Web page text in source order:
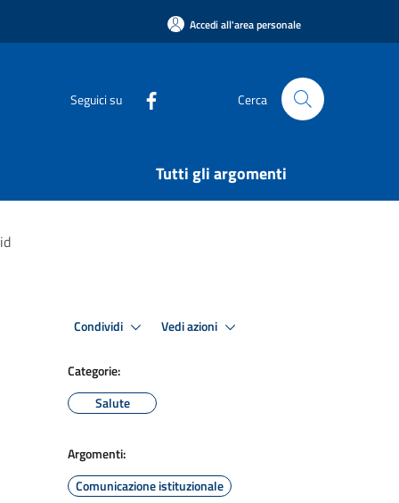
Accedi all'area personale
Seguici su Cerca
Tutti gli argomenti
Condividi Vedi azioni
Categorie:
Salute
Argomenti:
Comunicazione istituzionale